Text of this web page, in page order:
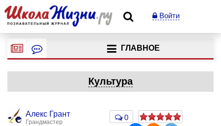
Войти
ГЛАВНОЕ
Культура
Алекс Грант
Грандмастер
0